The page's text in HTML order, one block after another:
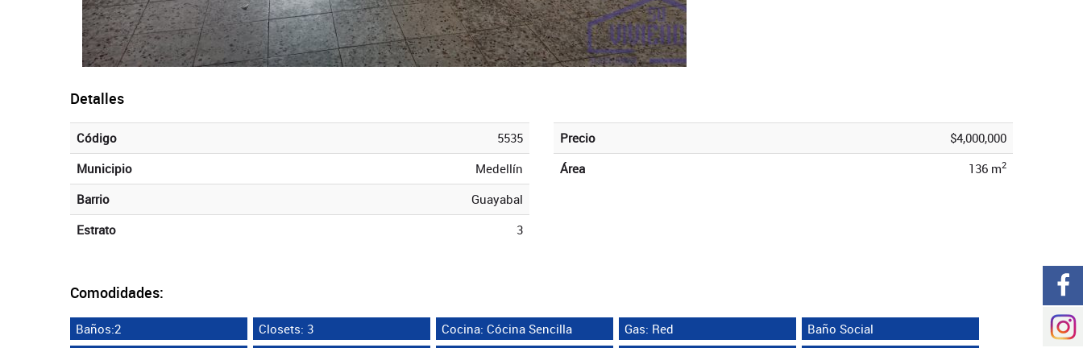
Detalles
Código
5535
Municipio
Medellín
Barrio
Guayabal
Estrato
3
Precio
$4,000,000
Área
136 m2
Comodidades:
Baños:2 Closets: 3 Cocina: Cócina Sencilla Gas: Red
Baño Social